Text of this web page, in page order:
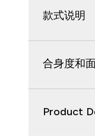
款式说明
合身度和
Product